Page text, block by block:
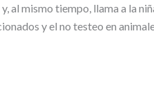
al mismo tiempo, llama a la
y el no testeo en